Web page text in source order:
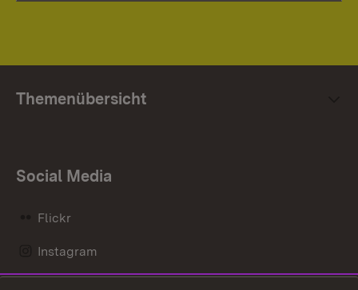
Themenübersicht
Social Media
Flickr
Instagram